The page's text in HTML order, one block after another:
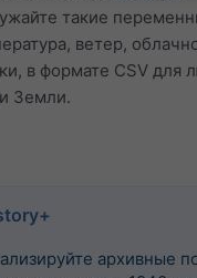
такие
ветер,
в формате CSV для
Земли.
архивные